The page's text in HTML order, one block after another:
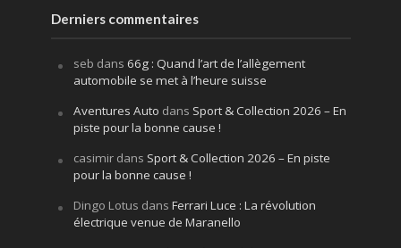
Derniers commentaires
seb dans 66g : Quand l’art de l’allègement
automobile se met à l’heure suisse
Aventures Auto dans Sport & Collection 2026 – En
piste pour la bonne cause !
casimirdans Sport & Collection 2026 – En piste
pour la bonne cause !
Dingo Lotus dans Ferrari Luce : La révolution
électrique venue de Maranello